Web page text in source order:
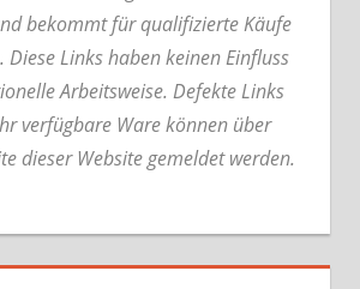
bekommt für qualifizierte Käufe
Diese Links haben keinen Einfluss
Arbeitsweise. Defekte Links
verfügbare Ware können über
dieser Website gemeldet werden.